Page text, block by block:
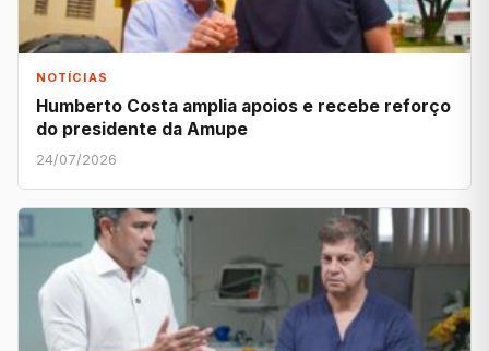
NOTÍCIAS
Humberto Costa amplia apoios e recebe reforço
do presidente da Amupe
24/07/2026